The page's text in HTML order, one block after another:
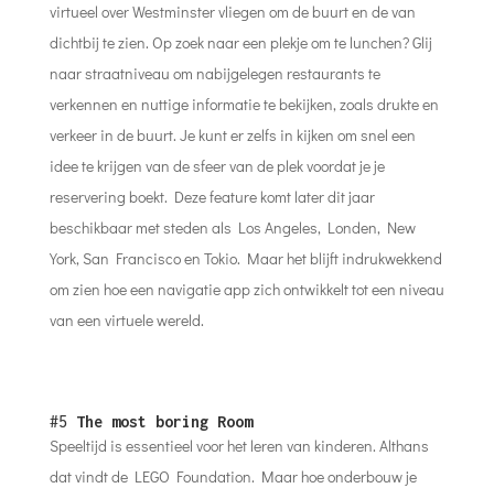
virtueel over Westminster vliegen om de buurt en de van
dichtbij te zien. Op zoek naar een plekje om te lunchen? Glij
naar straatniveau om nabijgelegen restaurants te
verkennen en nuttige informatie te bekijken, zoals drukte en
verkeer in de buurt. Je kunt er zelfs in kijken om snel een
idee te krijgen van de sfeer van de plek voordat je je
reservering boekt. Deze feature komt later dit jaar
beschikbaar met steden als Los Angeles, Londen, New
York, San Francisco en Tokio. Maar het blijft indrukwekkend
om zien hoe een navigatie app zich ontwikkelt tot een niveau
van een virtuele wereld.
#5 The most boring Room
Speeltijd is essentieel voor het leren van kinderen. Althans
dat vindt de LEGO Foundation. Maar hoe onderbouw je